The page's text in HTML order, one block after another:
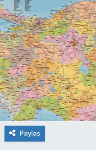
Paylaş